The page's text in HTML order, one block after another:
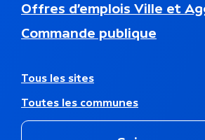
d
d
e
g
e
N
v
a
i
o
Offres d’emplois Ville et
Commande publique
A
t
r
Tous les sites
Toutes les communes